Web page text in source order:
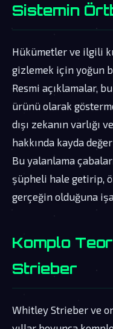
Sistemin
Hükümetler ve ilgili
gizlemek için yoğun
Resmi açıklamalar,
ürünü olarak
dışı zekanın varlığı
hakkında kayda
Bu yalanlama
şüpheli hale getirip,
gerçeğin olduğuna
Komplo
Strieber
Whitley Strieber ve